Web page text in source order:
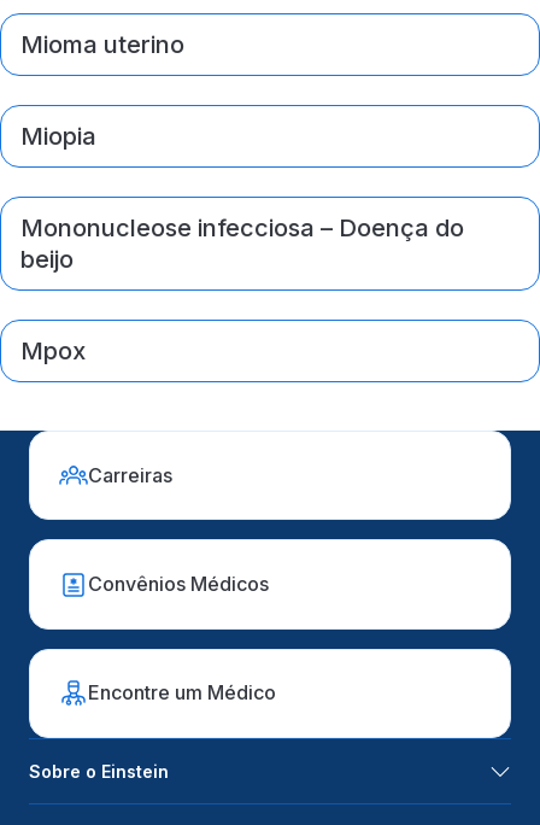
Mioma uterino
Miopia
Mononucleose infecciosa – Doença do
beijo
Mpox
Carreiras
Convênios Médicos
Encontre um Médico
Sobre o Einstein